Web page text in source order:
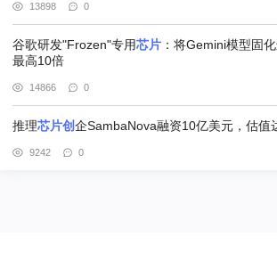
13898 0
谷歌研发"Frozen"专用芯片 ：将Gemini模型固
最高10倍
14866 0
推理芯片创企SambaNova融资10亿美元，估值
9242 0